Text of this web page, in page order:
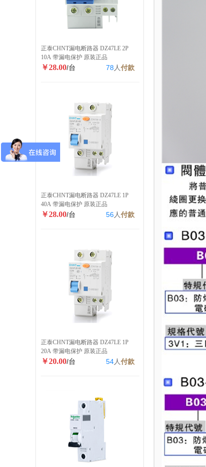
正泰CHNT漏电断路器 DZ47LE 2P
10A 带漏电保护 原装正品
￥28.00/台 78 人付款
正泰CHNT漏电断路器 DZ47LE 1P
40A 带漏电保护 原装正品
￥28.00/台 56人付款
正泰CHNT漏电断路器 DZ47LE 1P
20A 带漏电保护 原装正品
￥20.00/台 54人付款